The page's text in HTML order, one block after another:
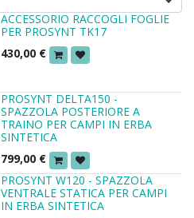
ACCESSORIO RACCOGLI FOGLIE
PER PROSYNT TK17
430,00 €
PROSYNT DELTA150 -
SPAZZOLA POSTERIORE A
TRAINO PER CAMPI IN ERBA
SINTETICA
799,00 €
PROSYNT W120 - SPAZZOLA
VENTRALE STATICA PER CAMPI
IN ERBA SINTETICA